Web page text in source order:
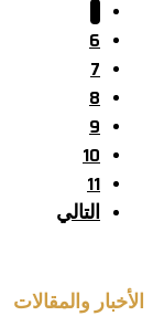
6
7
8
9
10
11
التالي
الأخبار والمقالات